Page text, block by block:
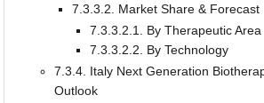
7.3.3.2. Market Share & Forecast
7.3.3.2.1. By Therapeutic Area
7.3.3.2.2. By Technology
7.3.4. Italy Next Generation
Outlook